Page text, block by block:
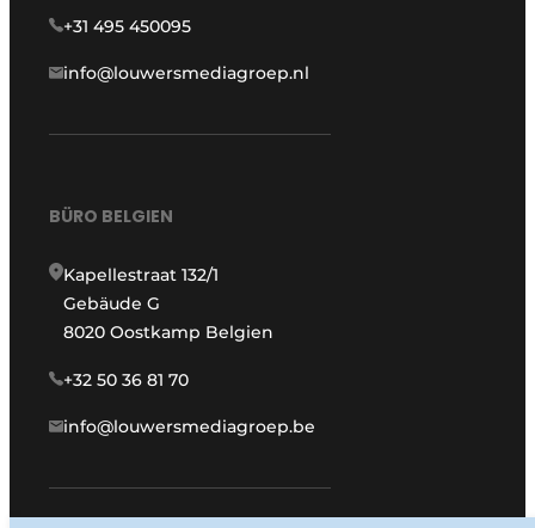
+31 495 450095
info@louwersmediagroep.nl
BÜRO BELGIEN
Kapellestraat 132/1
Gebäude G
8020 Oostkamp Belgien
+32 50 36 81 70
info@louwersmediagroep.be